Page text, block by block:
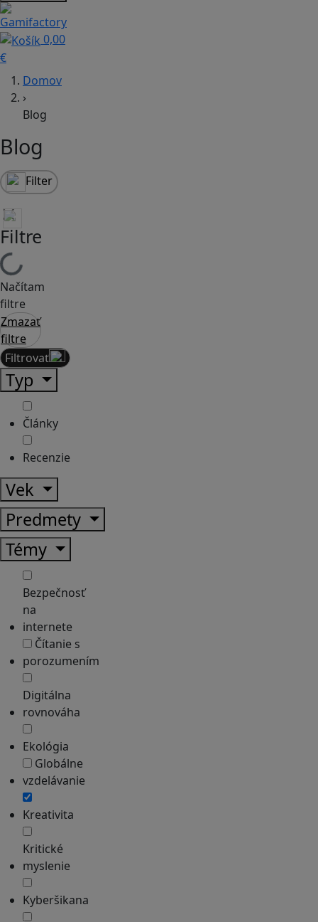
0,00
€
Domov
›
Blog
Blog
Filter
Filtre
Načítam
filtre
Zmazať
filtre
Filtrovať
Typ
Články
Recenzie
Vek
Predmety
Témy
Bezpečnosť
na
internete
Čítanie s
porozumením
Digitálna
rovnováha
Ekológia
Globálne
vzdelávanie
Kreativita
Kritické
myslenie
Kyberšikana